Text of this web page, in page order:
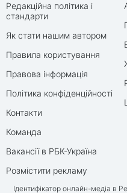
Редакційна політика і
стандарти
Як стати нашим автором
Правила користування
Правова інформація
Політика конфіденційності
Контакти
Команда
Вакансії в РБК-Україна
Розмістити рекламу
Ідентифікатор онлайн-медіа в